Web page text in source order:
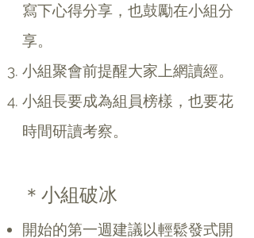
寫下心得分享，也鼓勵在小組分
享。
小組聚會前提醒大家上網讀經。
小組長要成為組員榜樣，也要花
時間研讀考察。
＊小組破冰
開始的第一週建議以輕鬆發式開